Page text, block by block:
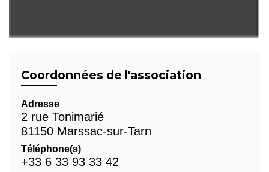
Coordonnées de l'association
Adresse
2 rue Tonimarié
81150 Marssac-sur-Tarn
Téléphone(s)
+33 6 33 93 33 42